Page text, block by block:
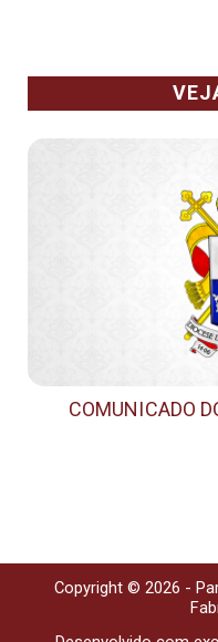
COMUNICADO
Copyright © 2026 -